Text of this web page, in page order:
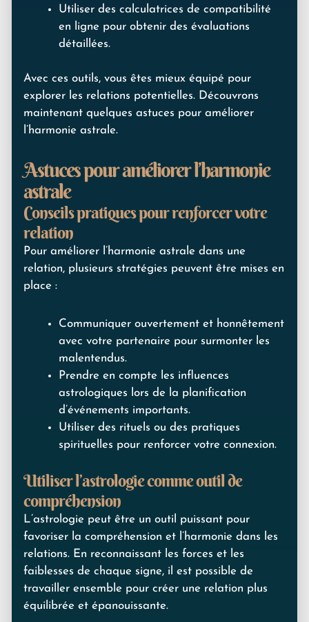
Utiliser des calculatrices de compatibilité
en ligne pour obtenir des évaluations
détaillées.
Avec ces outils, vous êtes mieux équipé pour
explorer les relations potentielles. Découvrons
maintenant quelques astuces pour améliorer
l’harmonie astrale.
Astuces pour améliorer l’harmonie
astrale
Conseils pratiques pour renforcer votre
relation
Pour améliorer l’harmonie astrale dans une
relation, plusieurs stratégies peuvent être mises en
place :
Communiquer ouvertement et honnêtement
avec votre partenaire pour surmonter les
malentendus.
Prendre en compte les influences
astrologiques lors de la planification
d’événements importants.
Utiliser des rituels ou des pratiques
spirituelles pour renforcer votre connexion.
Utiliser l’astrologie comme outil de
compréhension
L’astrologie peut être un outil puissant pour
favoriser la compréhension et l’harmonie dans les
relations. En reconnaissant les forces et les
faiblesses de chaque signe, il est possible de
travailler ensemble pour créer une relation plus
équilibrée et épanouissante.